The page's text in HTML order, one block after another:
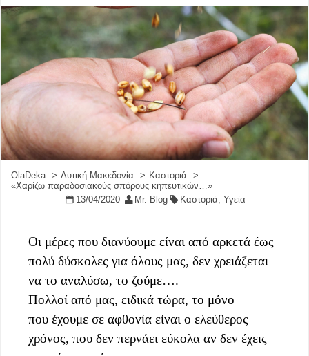
OlaDeka Δυτική Μακεδονία
Καστοριά
«Χαρίζω παραδοσιακούς σπόρους κηπευτικών…»
13/04/2020
Mr. Blog Καστοριά,Υγεία
Οι μέρες που διανύουμε είναι από αρκετά έως
πολύ δύσκολες για όλους μας, δεν χρειάζεται
να το αναλύσω, το ζούμε….
Πολλοί από μας, ειδικά τώρα, το μόνο
που έχουμε σε αφθονία είναι ο ελεύθερος
χρόνος, που δεν περνάει εύκολα αν δεν έχεις